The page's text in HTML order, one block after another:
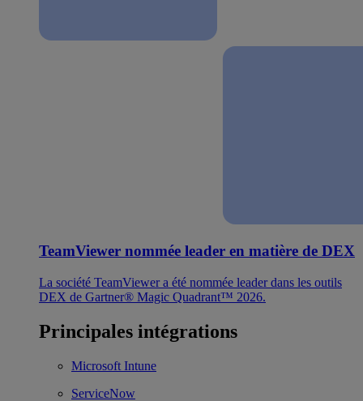
TeamViewer nommée leader en matière de DEX
La société TeamViewer a été nommée leader dans les outils
DEX de Gartner® Magic Quadrant™ 2026.
Principales intégrations
Microsoft Intune
ServiceNow